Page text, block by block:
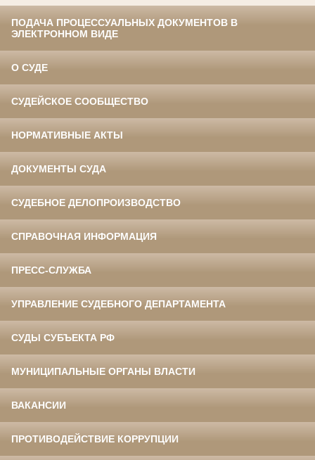
ПОДАЧА ПРОЦЕССУАЛЬНЫХ ДОКУМЕНТОВ В
ЭЛЕКТРОННОМ ВИДЕ
О СУДЕ
СУДЕЙСКОЕ СООБЩЕСТВО
НОРМАТИВНЫЕ АКТЫ
ДОКУМЕНТЫ СУДА
СУДЕБНОЕ ДЕЛОПРОИЗВОДСТВО
СПРАВОЧНАЯ ИНФОРМАЦИЯ
ПРЕСС-СЛУЖБА
УПРАВЛЕНИЕ СУДЕБНОГО ДЕПАРТАМЕНТА
СУДЫ СУБЪЕКТА РФ
МУНИЦИПАЛЬНЫЕ ОРГАНЫ ВЛАСТИ
ВАКАНСИИ
ПРОТИВОДЕЙСТВИЕ КОРРУПЦИИ